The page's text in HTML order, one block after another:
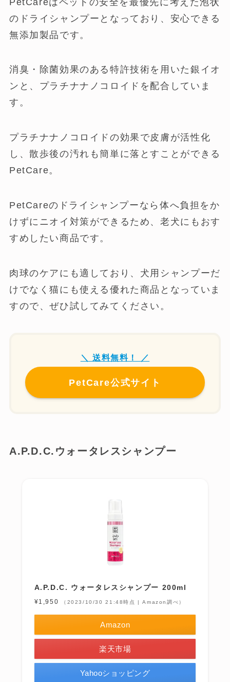
のドライシャンプーとなっており、安心できる
無添加製品です。
消臭・除菌効果のある特許技術を用いた銀イオ
ンと、プラチナナノコロイドを配合していま
す。
プラチナナノコロイドの効果で皮膚が活性化
し、散歩後の汚れも簡単に落とすことができる
PetCare。
PetCareのドライシャンプーなら体へ負担をか
けずにニオイ対策ができるため、老犬にもおす
すめしたい商品です。
肉球のケアにも適しており、犬用シャンプーだ
けでなく猫にも使える優れた商品となっていま
すので、ぜひ試してみてください。
＼ 送料無料！ ／
PetCare公式サイト
A.P.D.C.ウォータレスシャンプー
A.P.D.C. ウォータレスシャンプー 200ml
¥1,950 （2023/10/30 21:48時点 | Amazon調べ）
Amazon
楽天市場
Yahooショッピング